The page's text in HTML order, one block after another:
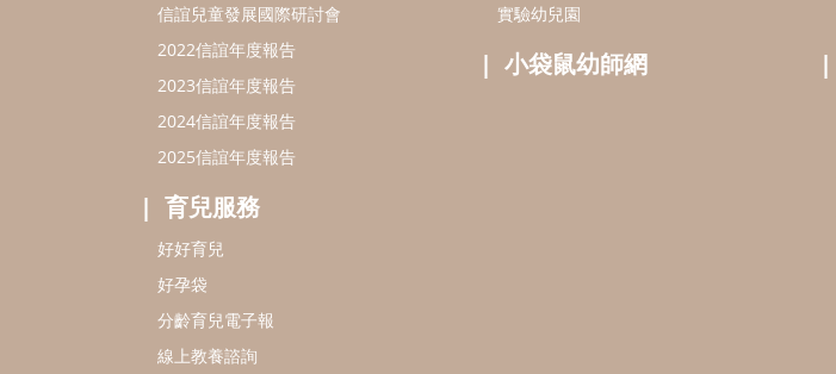
信誼兒童發展國際研討會
2022信誼年度報告
2023信誼年度報告
2024信誼年度報告
2025信誼年度報告
育兒服務
好好育兒
好孕袋
分齡育兒電子報
線上教養諮詢
實驗幼兒園
小袋鼠幼師網